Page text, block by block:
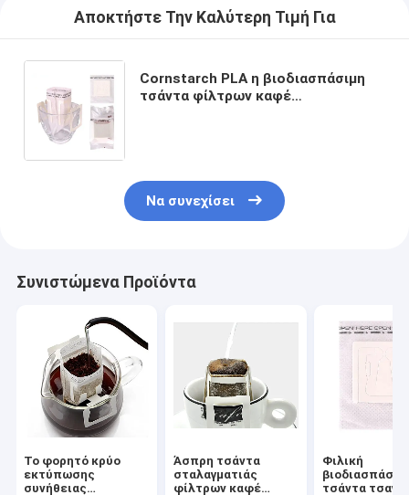
Αποκτήστε Την Καλύτερη Τιμή Για
Cornstarch PLA η βιοδιασπάσιμη
τσάντα φίλτρων καφέ
Να συνεχίσει
Συνιστώμενα Προϊόντα
Το φορητό κρύο
εκτύπωσης
συνήθειας
Άσπρη τσάντα
σταλαγματιάς
φίλτρων καφέ
Φιλική
τσάντα